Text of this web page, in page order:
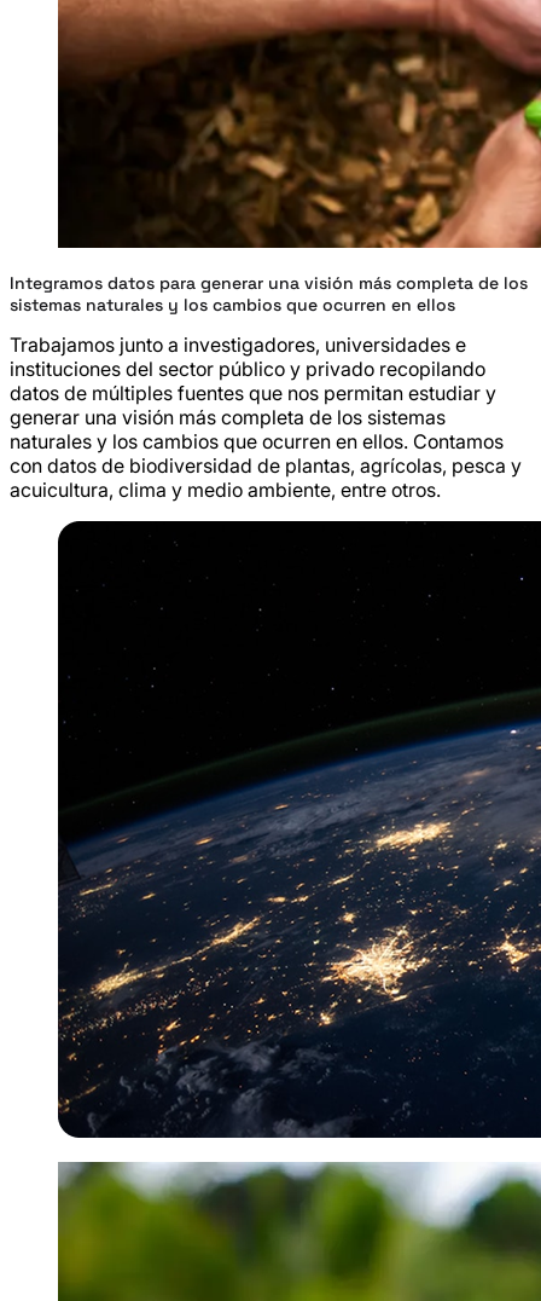
Integramos datos para generar una visión más completa de los
sistemas naturales y los cambios que ocurren en ellos
Trabajamos junto a investigadores, universidades e
instituciones del sector público y privado recopilando
datos de múltiples fuentes que nos permitan estudiar y
generar una visión más completa de los sistemas
naturales y los cambios que ocurren en ellos. Contamos
con datos de biodiversidad de plantas, agrícolas, pesca y
acuicultura, clima y medio ambiente, entre otros.